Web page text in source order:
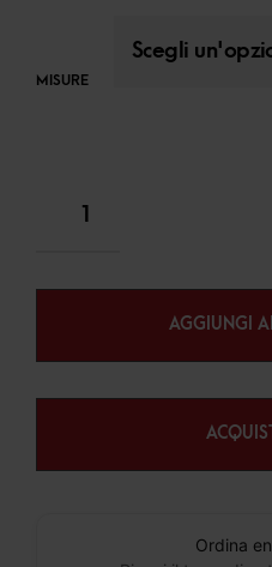
MISURE
AGGIUNGI
Ordina